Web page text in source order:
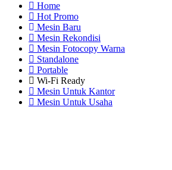
Home
Hot Promo
Mesin Baru
Mesin Rekondisi
Mesin Fotocopy Warna
Standalone
Portable
Wi-Fi Ready
Mesin Untuk Kantor
Mesin Untuk Usaha